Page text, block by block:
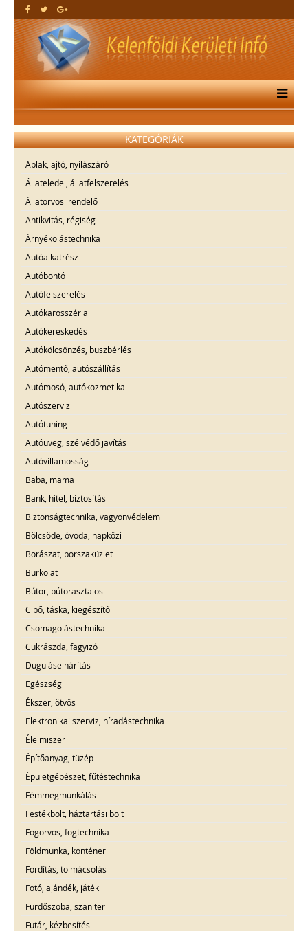
KATEGÓRIÁK
Ablak, ajtó, nyílászáró
Állateledel, állatfelszerelés
Állatorvosi rendelő
Antikvitás, régiség
Árnyékolástechnika
Autóalkatrész
Autóbontó
Autófelszerelés
Autókarosszéria
Autókereskedés
Autókölcsönzés, buszbérlés
Autómentő, autószállítás
Autómosó, autókozmetika
Autószerviz
Autótuning
Autóüveg, szélvédő javítás
Autóvillamosság
Baba, mama
Bank, hitel, biztosítás
Biztonságtechnika, vagyonvédelem
Bölcsöde, óvoda, napközi
Borászat, borszaküzlet
Burkolat
Bútor, bútorasztalos
Cipő, táska, kiegészítő
Csomagolástechnika
Cukrászda, fagyizó
Duguláselhárítás
Egészség
Ékszer, ötvös
Elektronikai szerviz, híradástechnika
Élelmiszer
Építőanyag, tüzép
Épületgépészet, fűtéstechnika
Fémmegmunkálás
Festékbolt, háztartási bolt
Fogorvos, fogtechnika
Földmunka, konténer
Fordítás, tolmácsolás
Fotó, ajándék, játék
Fürdőszoba, szaniter
Futár, kézbesítés